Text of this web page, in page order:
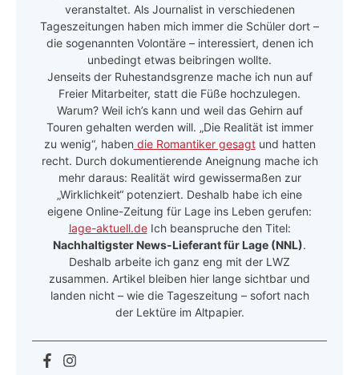
veranstaltet. Als Journalist in verschiedenen
Tageszeitungen haben mich immer die Schüler dort –
die sogenannten Volontäre – interessiert, denen ich
unbedingt etwas beibringen wollte.
Jenseits der Ruhestandsgrenze mache ich nun auf
Freier Mitarbeiter, statt die Füße hochzulegen.
Warum? Weil ich’s kann und weil das Gehirn auf
Touren gehalten werden will. „Die Realität ist immer
zu wenig“, haben die Romantiker gesagtund hatten
recht. Durch dokumentierende Aneignung mache ich
mehr daraus: Realität wird gewissermaßen zur
„Wirklichkeit“ potenziert. Deshalb habe ich eine
eigene Online-Zeitung für Lage ins Leben gerufen:
lage-aktuell.deIch beanspruche den Titel:
Nachhaltigster News-Lieferant für Lage (NNL).
Deshalb arbeite ich ganz eng mit der LWZ
zusammen. Artikel bleiben hier lange sichtbar und
landen nicht – wie die Tageszeitung – sofort nach
der Lektüre im Altpapier.